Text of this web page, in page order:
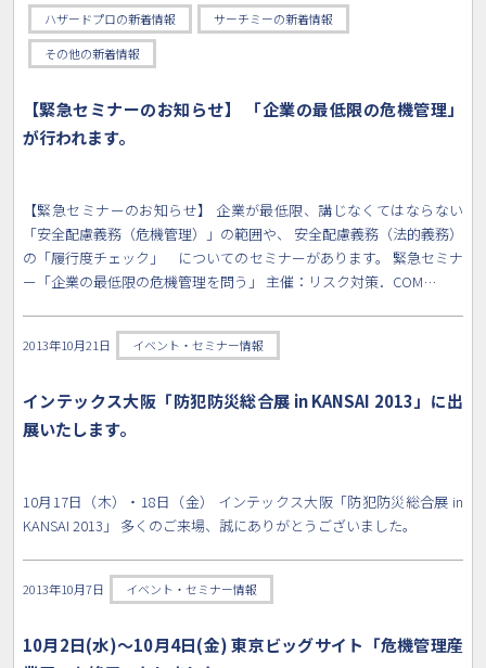
ハザードプロの新着情報
サーチミーの新着情報
その他の新着情報
【緊急セミナーのお知らせ】 「企業の最低限の危機管理」
が行われます。
【緊急セミナーのお知らせ】 企業が最低限、講じなくてはならない
「安全配慮義務（危機管理）」の範囲や、 安全配慮義務（法的義務）
の「履行度チェック」 についてのセミナーがあります。 緊急セミナ
ー「企業の最低限の危機管理を問う」 主催：リスク対策．COM…
2013年10月21日 イベント・セミナー情報
インテックス大阪「防犯防災総合展 in KANSAI 2013」に出
展いたします。
10月17日（木）・18日（金） インテックス大阪「防犯防災総合展 in
KANSAI 2013」 多くのご来場、誠にありがとうございました。
2013年10月7日 イベント・セミナー情報
10月2日(水)～10月4日(金) 東京ビッグサイト「危機管理産